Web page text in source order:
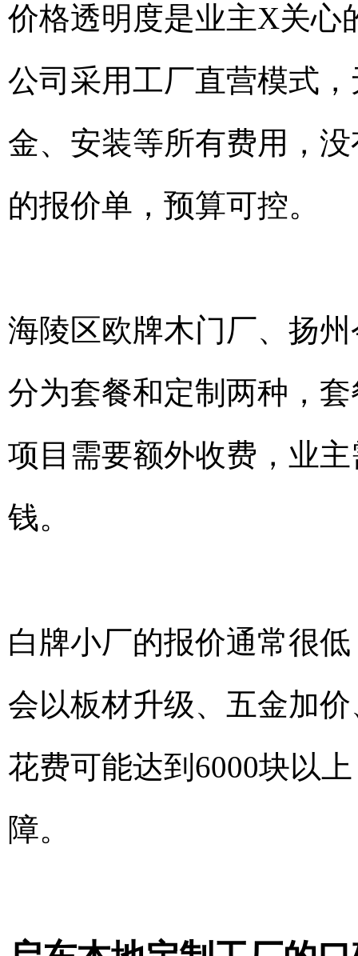
价格透明度是业主X关心
公司采用工厂直营模式
金、安装等所有费用，
的报价单，预算可控。
海陵区欧牌木门厂、扬
分为套餐和定制两种，
项目需要额外收费，业
钱。
白牌小厂的报价通常很
会以板材升级、五金加
花费可能达到6000块以
障。